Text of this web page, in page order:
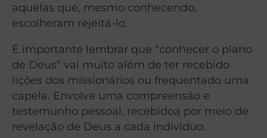
aquelas que, mesmo conhecendo,
escolheram rejeitá-lo.
É importante lembrar que “conhecer o plano
de Deus” vai muito além de ter recebido
lições dos missionários ou frequentado uma
capela. Envolve uma compreensão e
testemunho pessoal, recebidoa por meio de
revelação de Deus a cada indivíduo.